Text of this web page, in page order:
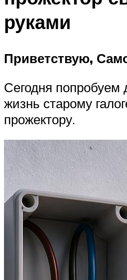
руками
Приветствую,
Сегодня попробуем
жизнь старому
прожектору.